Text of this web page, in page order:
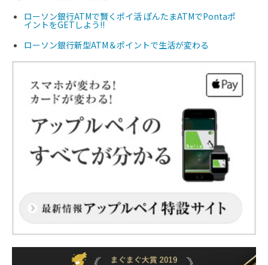
ローソン銀行ATMで賢くポイ活 ぽんたまATMでPontaポ
イントをGETしよう!!
ローソン銀行新型ATM＆ポイントで生活が変わる